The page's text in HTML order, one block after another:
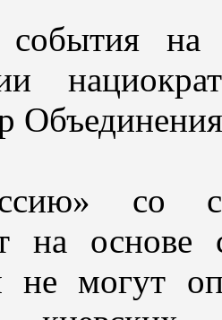
события на
со
на
не могут